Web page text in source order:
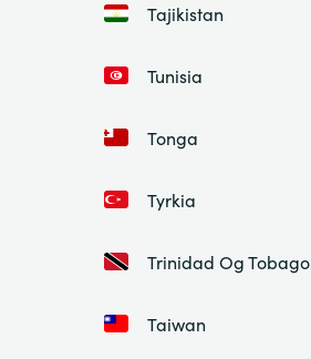
Tajikistan
Tunisia
Tonga
Tyrkia
Trinidad Og Tobago
Taiwan